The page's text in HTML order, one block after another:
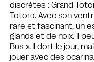
discrètes : Grand
Totoro. Avec son
rare et fascinant, un
glands et de noix. Il
Bus ». Il dort le jour,
jouer avec des